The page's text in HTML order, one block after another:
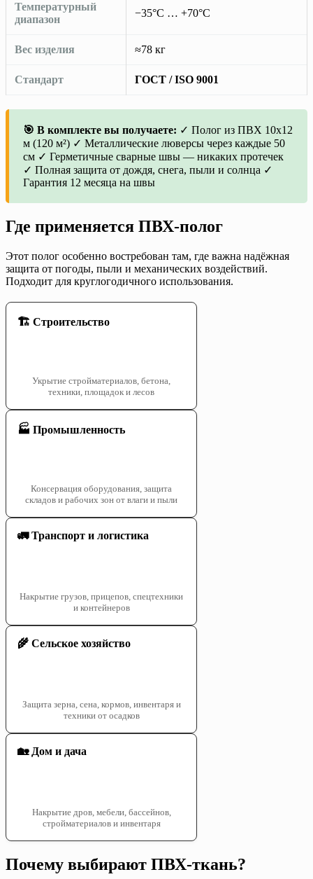
Температурный
диапазон
−35°C … +70°C
Вес изделия ≈78 кг
Стандарт ГОСТ / ISO 9001
🎯 В комплекте вы получаете: ✓ Полог из ПВХ 10х12
м (120 м²) ✓ Металлические люверсы через каждые 50
см ✓ Герметичные сварные швы — никаких протечек
✓ Полная защита от дождя, снега, пыли и солнца ✓
Гарантия 12 месяца на швы
Где применяется ПВХ-полог
Этот полог особенно востребован там, где важна надёжная
защита от погоды, пыли и механических воздействий.
Подходит для круглогодичного использования.
🏗️ Строительство
Укрытие стройматериалов, бетона,
техники, площадок и лесов
🏭 Промышленность
Консервация оборудования, защита
складов и рабочих зон от влаги и пыли
🚛 Транспорт и логистика
Накрытие грузов, прицепов, спецтехники
и контейнеров
🌾 Сельское хозяйство
Защита зерна, сена, кормов, инвентаря и
техники от осадков
🏡 Дом и дача
Накрытие дров, мебели, бассейнов,
стройматериалов и инвентаря
Почему выбирают ПВХ-ткань?